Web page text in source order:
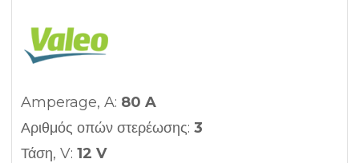
Amperage, A: 80 A
Αριθμός οπών στερέωσης: 3
Τάση, V: 12 V